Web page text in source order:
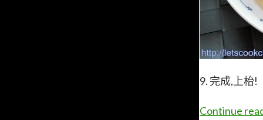
9. 完成,上枱!
Continue